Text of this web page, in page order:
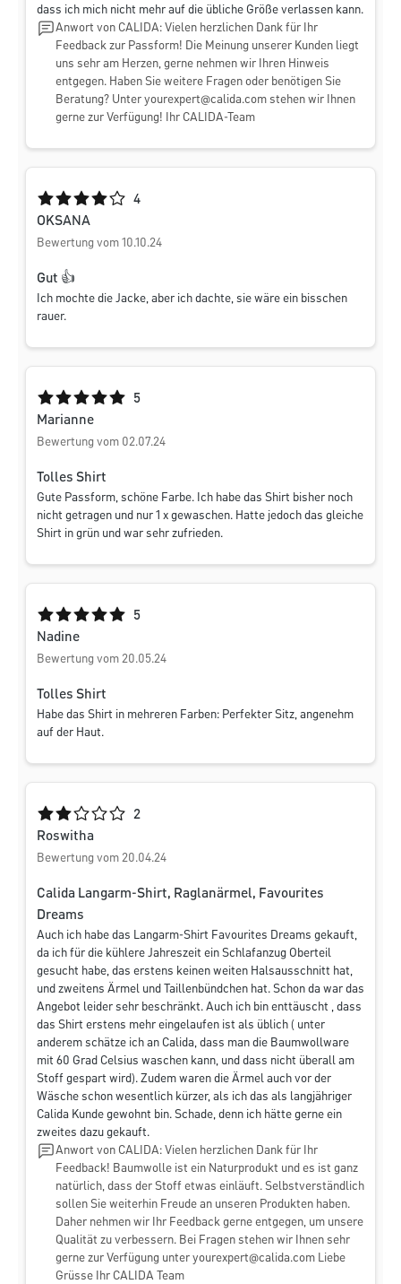
dass ich mich nicht mehr auf die übliche Größe verlassen kann.
Anwort von CALIDA: Vielen herzlichen Dank für Ihr
Feedback zur Passform! Die Meinung unserer Kunden liegt
uns sehr am Herzen, gerne nehmen wir Ihren Hinweis
entgegen. Haben Sie weitere Fragen oder benötigen Sie
Beratung? Unter yourexpert@calida.com stehen wir Ihnen
gerne zur Verfügung! Ihr CALIDA-Team
Durchschnittliche Bewertung von 4 von 5 Sternen
4
OKSANA
Bewertung vom 10.10.24
Gut 👍
Ich mochte die Jacke, aber ich dachte, sie wäre ein bisschen
rauer.
Durchschnittliche Bewertung von 5 von 5 Sternen
5
Marianne
Bewertung vom 02.07.24
Tolles Shirt
Gute Passform, schöne Farbe. Ich habe das Shirt bisher noch
nicht getragen und nur 1 x gewaschen. Hatte jedoch das gleiche
Shirt in grün und war sehr zufrieden.
Durchschnittliche Bewertung von 5 von 5 Sternen
5
Nadine
Bewertung vom 20.05.24
Tolles Shirt
Habe das Shirt in mehreren Farben: Perfekter Sitz, angenehm
auf der Haut.
Durchschnittliche Bewertung von 2 von 5 Sternen
2
Roswitha
Bewertung vom 20.04.24
Calida Langarm-Shirt, Raglanärmel, Favourites
Dreams
Auch ich habe das Langarm-Shirt Favourites Dreams gekauft,
da ich für die kühlere Jahreszeit ein Schlafanzug Oberteil
gesucht habe, das erstens keinen weiten Halsausschnitt hat,
und zweitens Ärmel und Taillenbündchen hat. Schon da war das
Angebot leider sehr beschränkt. Auch ich bin enttäuscht , dass
das Shirt erstens mehr eingelaufen ist als üblich ( unter
anderem schätze ich an Calida, dass man die Baumwollware
mit 60 Grad Celsius waschen kann, und dass nicht überall am
Stoff gespart wird). Zudem waren die Ärmel auch vor der
Wäsche schon wesentlich kürzer, als ich das als langjähriger
Calida Kunde gewohnt bin. Schade, denn ich hätte gerne ein
zweites dazu gekauft.
Anwort von CALIDA: Vielen herzlichen Dank für Ihr
Feedback! Baumwolle ist ein Naturprodukt und es ist ganz
natürlich, dass der Stoff etwas einläuft. Selbstverständlich
sollen Sie weiterhin Freude an unseren Produkten haben.
Daher nehmen wir Ihr Feedback gerne entgegen, um unsere
Qualität zu verbessern. Bei Fragen stehen wir Ihnen sehr
gerne zur Verfügung unter yourexpert@calida.com Liebe
Grüsse Ihr CALIDA Team